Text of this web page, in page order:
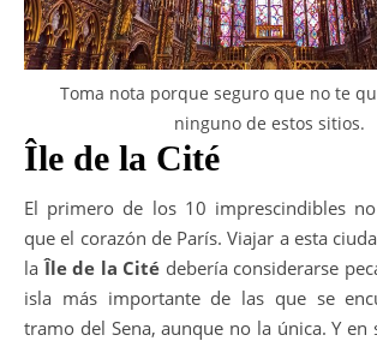
Toma nota porque seguro que no te
ninguno de estos sitios.
Île de la Cité
El primero de los 10 imprescindibles
que el corazón de París. Viajar a esta
la Île de la Cité debería considerarse
isla más importante de las que se
tramo del Sena, aunque no la única. Y en